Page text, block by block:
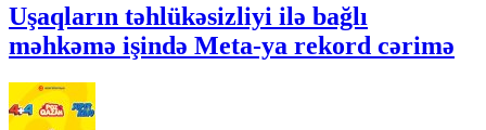
Uşaqların təhlükəsizliyi ilə bağlı
məhkəmə işində Meta-ya rekord cərimə